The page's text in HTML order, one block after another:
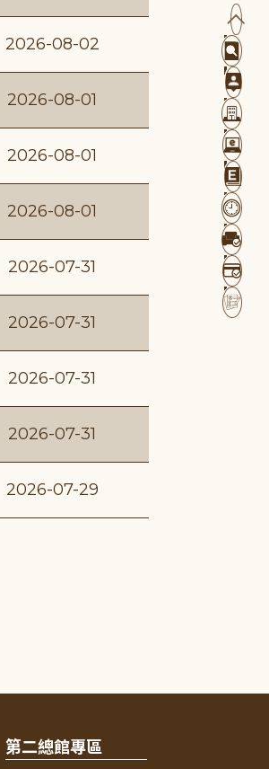
2026-08-02
2026-08-01
2026-08-01
2026-08-01
2026-07-31
2026-07-31
2026-07-31
2026-07-31
2026-07-29
第二總館專區